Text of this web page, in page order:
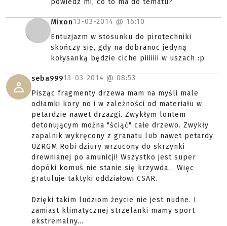
powiedz mi, co to ma do tematu?
Mixon13-03-2014 @ 16:10
Entuzjazm w stosunku do pirotechniki
skończy się, gdy na dobranoc jedyną
kołysanką będzie ciche piiiiiii w uszach :p
seba99913-03-2014 @ 08:53
Pisząc fragmenty drzewa mam na myśli male
odłamki kory no i w zależności od materiału w
petardzie nawet drzazgi. Zwykłym lontem
detonującym można "ściąć" całe drzewo. Zwykły
zapalnik wykręcony z granatu lub nawet petardy
UZRGM Robi dziury wrzucony do skrzynki
drewnianej po amunicji! Wszystko jest super
dopóki komuś nie stanie się krzywda... Więc
gratuluje taktyki oddziałowi CSAR.
Dzięki takim ludziom żeycie nie jest nudne. I
zamiast klimatycznej strzelanki mamy sport
ekstremalny...